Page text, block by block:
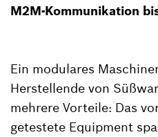
M2M-Kommunikation
Ein modulares
Herstellende von
mehrere Vorteile: Das
getestete Equipment